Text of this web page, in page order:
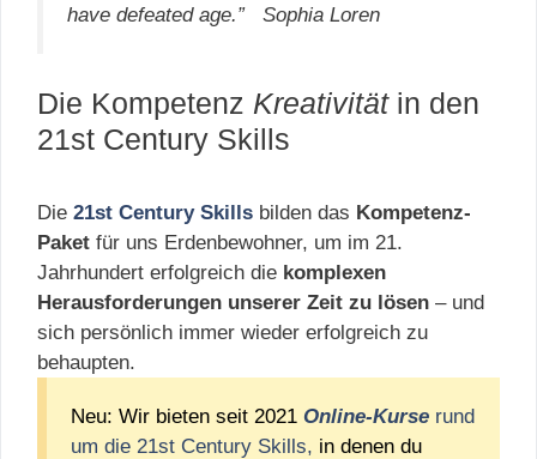
have defeated age.” Sophia Loren
Die Kompetenz Kreativität in den
21st Century Skills
Die 21st Century Skills bilden das Kompetenz-
Paket für uns Erdenbewohner, um im 21.
Jahrhundert erfolgreich die komplexen
Herausforderungen unserer Zeit zu lösen – und
sich persönlich immer wieder erfolgreich zu
behaupten.
Neu: Wir bieten seit 2021 Online-Kurse rund
um die 21st Century Skills, in denen du